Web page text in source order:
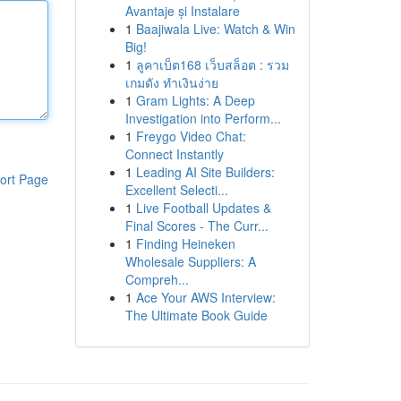
Page
Avantaje și Instalare
1 Baajiwala Live: Watch & Win
Big!
1 ลูคาเบ็ต168 เว็บสล็อต : รวม
เกมดัง ทำเงินง่าย
1 Gram Lights: A Deep
Investigation into Perform...
1 Freygo Video Chat:
Connect Instantly
1 Leading AI Site Builders:
Excellent Selecti...
1 Live Football Updates &
Final Scores - The Curr...
1 Finding Heineken
Wholesale Suppliers: A
Compreh...
1 Ace Your AWS Interview:
The Ultimate Book Guide